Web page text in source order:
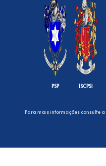
PSP ISCPSI
Para mais informações consulte a